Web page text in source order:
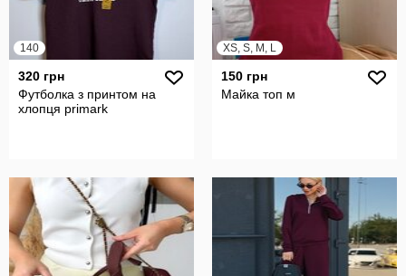
140
320 грн
Футболка з принтом на
хлопця primark
XS, S, M, L
150 грн
Майка топ м